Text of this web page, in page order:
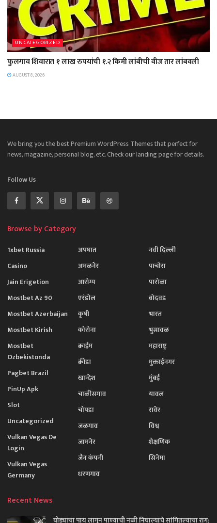
UNCATEGORIZED
फुलगाव शिवारात १ लाख रुपयांची १.२ किमी लांबीची वीज तार लांबवली
AUGUST 8, 2026
We bring you the best Premium WordPress Themes that perfect for
news, magazine, personal blog, etc. Check our landing page for details.
Follow Us
Browse by Category
1xbet Russia
Casino
Jain Erigetion
Mostbet Az 90
Mostbet Azerbaijan
Mostbet Kirish
Mostbet
Ozbekistonda
Pagbet Brazil
PinUp Apk
Slot
Uncategorized
Vulkan Vegas De
Login
Vulkan Vegas
Germany
अपघात
अमळनेर
आरोग्य
एरंडोल
कृषी
कोरोना
क्राईम
क्रीडा
खान्देश
चाळीसगाव
चोपडा
जळगाव
जामनेर
जैन कंपनी
धरणगाव
नवी दिल्ली
पाचोरा
पारोळा
बोदवड
भारत
भुसावळ
महाराष्ट्र
मुक्ताईनगर
मुंबई
यावल
रावेर
विश्व
शैक्षणिक
सिनेमा
Recent News
घोड्याचा पाय लागून पाण्याची नळी निघाल्याचे सांगितल्याचा राग;